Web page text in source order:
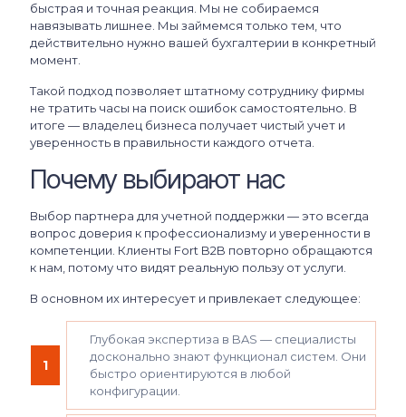
быстрая и точная реакция. Мы не собираемся
навязывать лишнее. Мы займемся только тем, что
действительно нужно вашей бухгалтерии в конкретный
момент.
Такой подход позволяет штатному сотруднику фирмы
не тратить часы на поиск ошибок самостоятельно. В
итоге — владелец бизнеса получает чистый учет и
уверенность в правильности каждого отчета.
Почему выбирают нас
Выбор партнера для учетной поддержки — это всегда
вопрос доверия к профессионализму и уверенности в
компетенции. Клиенты Fort B2B повторно обращаются
к нам, потому что видят реальную пользу от услуги.
В основном их интересует и привлекает следующее:
1
Глубокая экспертиза в BAS — специалисты
досконально знают функционал систем. Они
быстро ориентируются в любой
конфигурации.